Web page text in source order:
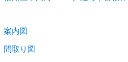
案内図
間取り図